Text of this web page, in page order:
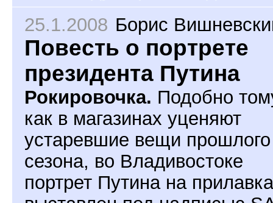
25.1.2008 Борис
Повесть о портрете
президента Путина
Рокировочка. Подобно
как в магазинах уценяют
устаревшие вещи прошлого
сезона, во Владивостоке
портрет Путина на